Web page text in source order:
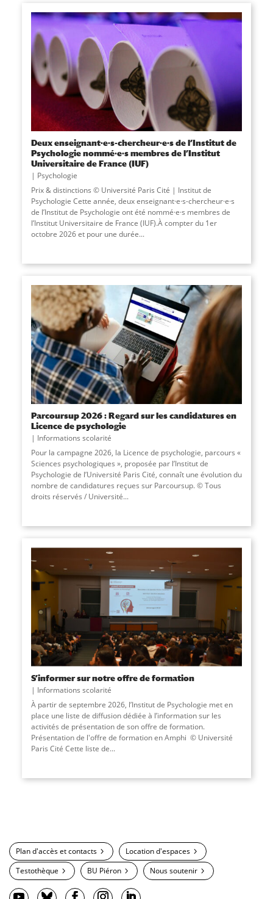
Deux enseignant·e·s-chercheur·e·s de l’Institut de
Psychologie nommé·e·s membres de l’Institut
Universitaire de France (IUF)
Psychologie
Prix & distinctions © Université Paris Cité | Institut de
Psychologie Cette année, deux enseignant·e·s-chercheur·e·s
de l’Institut de Psychologie ont été nommé·e·s membres de
l’Institut Universitaire de France (IUF).À compter du 1er
octobre 2026 et pour une durée...
Parcoursup 2026 : Regard sur les candidatures en
Licence de psychologie
Informations scolarité
Pour la campagne 2026, la Licence de psychologie, parcours «
Sciences psychologiques », proposée par l’Institut de
Psychologie de l’Université Paris Cité, connaît une évolution du
nombre de candidatures reçues sur Parcoursup. © Tous
droits réservés / Université...
S’informer sur notre offre de formation
Informations scolarité
À partir de septembre 2026, l’Institut de Psychologie met en
place une liste de diffusion dédiée à l’information sur les
activités de présentation de son offre de formation.
Présentation de l'offre de formation en Amphi © Université
Paris Cité Cette liste de...
Plan d'accès et contacts
Location d'espaces
Testothèque
BU Piéron Nous soutenir